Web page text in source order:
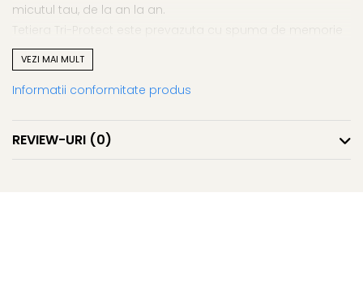
micutul tau, de la an la an.
Tetiera Tri-Protect este prevazuta cu spuma de memorie
Intelli-Fit, astfel ca ofera siguranta sporita si absortie
suplimentara a socului in caz de impact. Scaunul are si
panouri laterale Side Impact Protection care ofera
Centura are o deschidere mare in spatele scaunului, cu
indicatori de culoare, care fac instalarea scaunului si mai
VEZI MAI MULT
Informatii conformitate produs
REVIEW-URI (0)